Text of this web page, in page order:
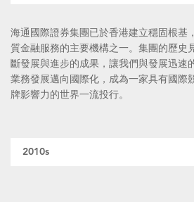
海通國際證券集團已於香港建立穩固根基
質金融服務的主要機構之一。集團的歷史
斷發展與進步的成果，讓我們與發展迅速
業務發展邁向國際化，成為一家具有國際
牌影響力的世界一流投行。